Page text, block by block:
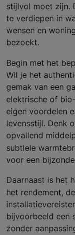
stijlvol moet zijn.
te verdiepen in
wensen en
bezoekt.
Begin met het
Wil je het
gemak van een
elektrische of
eigen voordelen
levensstijl. Denk
opvallend
subtiele
voor een
Daarnaast is het
het rendement,
bijvoorbeeld een
zonder